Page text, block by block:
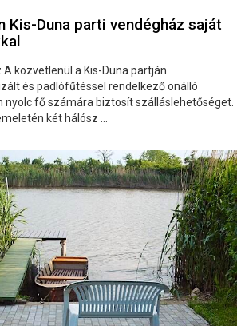
Kis-Duna parti vendégház saját
közvetlenül a Kis-Duna partján
és padlófűtéssel rendelkező önálló
nyolc fő számára biztosít szálláslehetőséget.
két hálósz ...